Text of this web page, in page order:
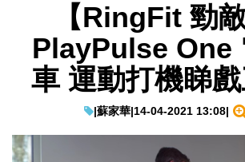
【RingFit 勁敵
PlayPulse One
車 運動打機睇
|蘇家華|14-04-2021 13:08|